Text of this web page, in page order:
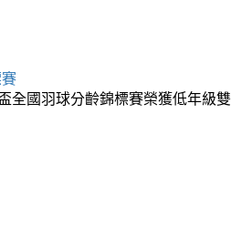
全國羽球分齡錦標賽榮獲低年級